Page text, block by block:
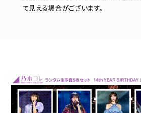
て見える場合がございます。